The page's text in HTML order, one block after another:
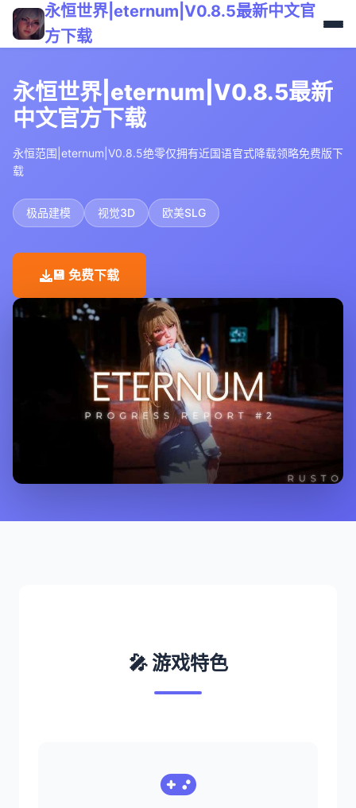
永恒世界|eternum|V0.8.5最新中文官
方下载
永恒世界|eternum|V0.8.5最新
中文官方下载
永恒范围|eternum|V0.8.5绝零仅拥有近国语官式降载领略免费版下
载
极品建模 视觉3D 欧美SLG
💾 免费下载
🎤 游戏特色